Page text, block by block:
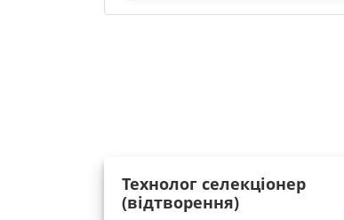
Технолог селекціонер
(відтворення)